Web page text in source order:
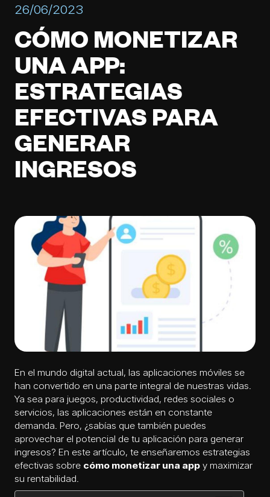
26/06/2023
CÓMO MONETIZAR
UNA APP:
ESTRATEGIAS
EFECTIVAS PARA
GENERAR
INGRESOS
En el mundo digital actual, las aplicaciones móviles se
han convertido en una parte integral de nuestras vidas.
Ya sea para juegos, productividad, redes sociales o
servicios, las aplicaciones están en constante
demanda. Pero, ¿sabías que también puedes
aprovechar el potencial de tu aplicación para generar
ingresos? En este artículo, te enseñaremos estrategias
efectivas sobre cómo monetizar una app y maximizar
su rentabilidad.